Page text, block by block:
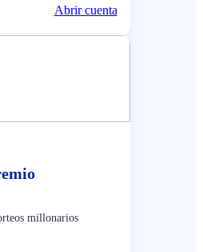
Abrir cuenta
millonarios